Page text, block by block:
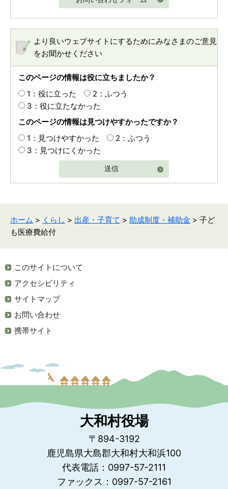
より良いウェブサイトにするためにみなさまのご意見
をお聞かせください
このページの情報は役に立ちましたか？
1：役に立った
2：ふつう
3：役に立たなかった
このページの情報は見つけやすかったですか？
1：見つけやすかった
2：ふつう
3：見つけにくかった
送信
ホーム > くらし > 出産・子育て > 助成制度・補助金 > 子ど
も医療費給付
このサイトについて
アクセシビリティ
サイトマップ
お問い合わせ
携帯サイト
大和村役場
〒894-3192
鹿児島県大島郡大和村大和浜100
代表電話：0997-57-2111
ファックス：0997-57-2161